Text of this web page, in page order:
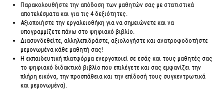
Παρακολουθήστε την απόδοση των μαθητών σας με στατιστικά
αποτελέσματα και για τις 4 δεξιότητες.
Αξιοποιήστε την εργαλειοθήκη για να σημειώνετε και να
υπογραμμίζετε πάνω στο ψηφιακό βιβλίο.
Διασυνδεθείτε, αλληλεπιδράστε, αξιολογήστε και ανατροφοδοτήστε
μεμονωμένα κάθε μαθητή σας!
Η εκπαιδευτική πλατφόρμα ενεργοποιεί σε εσάς και τους μαθητές σας
το ψηφιακό διδακτικό βιβλίο που επιλέγετε και σας εμφανίζει την
πλήρη εικόνα, την προσπάθεια και την επίδοσή τους συγκεντρωτικά
και μεμονωμένα).